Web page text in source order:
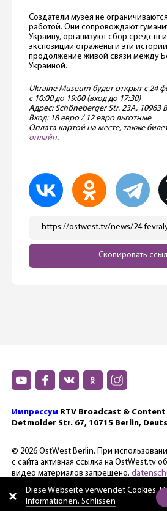
Создатели музея не
работой. Они сопровождают
Украину, организуют сбор средств
экспозиции отражены и эти
продолжение живой связи между
Украиной.
Ukraine Museum будет открыт с 24
с 10:00 до 19:00 (вход до 17:30)
Адрес: Schöneberger Str. 23A, 10963
Вход: 18 евро / 12 евро льготные
Оплата картой на месте, также
онлайн.
Скопировать
Импрессум RTV Broadcast &
Detmolder Str. 67, 10715 Berlin,
© 2026 OstWest Berlin. При
с сайта активная ссылка на OstWest.tv
видео материалов запрещено.
конфиденциальности.
Diese Webseite verwendet Cookies.
Informationen. Schlissen